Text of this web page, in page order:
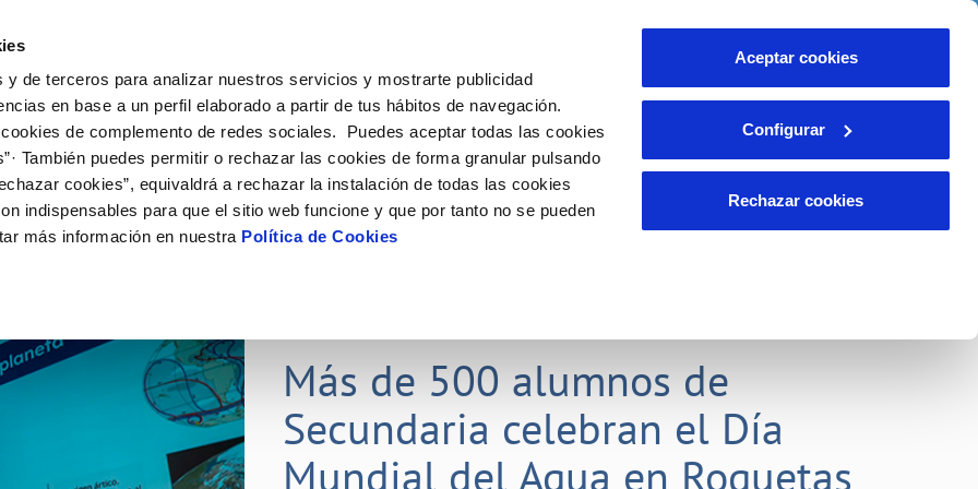
y de terceros para analizar nuestros servicios y mostrarte publicidad
en base a un perfil elaborado a partir de tus hábitos de navegación.
de complemento de redes sociales. Puedes aceptar todas las cookies
También puedes permitir o rechazar las cookies de forma granular pulsando
cookies”, equivaldrá a rechazar la instalación de todas las cookies
indispensables para que el sitio web funcione y que por tanto no se pueden
más información en nuestra Política de Cookies
Aceptar cookies
Configurar
Rechazar cookies
de titular
de suministro
obras
MODIFICACIÓN DE DATOS
Actualizar datos bancarios
Actualizar datos de domicilio
INCIDENCIAS
Comunica anomalías o posibles
VER TODAS LAS GESTIONES
Tu Servicio
AL CLIENTE
contacto
y afectaciones
e impresos
COMPROMISO DE SERVICIO
Carta de compromisos
Customer Counsel (Defensa del cliente)
Tu Agua
del agua
CUIDADOS DEL AGUA
Consejos de ahorro
Medidas contra la sequía
Conócenos
DE GESTIÓN Y CERTIFICADOS
CONTRATACIÓN
Licitaciones en curso
EMPLEO
Nuestros compromisos
Más de 500 alumnos de
Secundaria celebran el Día
Mundial del Agua en Roquetas